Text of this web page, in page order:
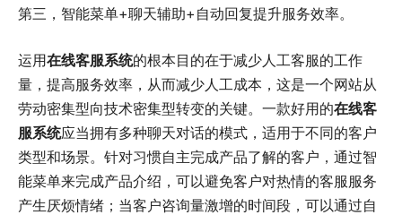
第三，智能菜单+聊天辅助+自动回复提升服务效率。
运用在线客服系统的根本目的在于减少人工客服的工作
量，提高服务效率，从而减少人工成本，这是一个网站从
劳动密集型向技术密集型转变的关键。一款好用的在线客
服系统应当拥有多种聊天对话的模式，适用于不同的客户
类型和场景。针对习惯自主完成产品了解的客户，通过智
能菜单来完成产品介绍，可以避免客户对热情的客服服务
产生厌烦情绪；当客户咨询量激增的时间段，可以通过自